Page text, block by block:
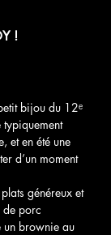
!
bijou du 12ᵉ
et en été une
d’un moment
généreux et
de porc
un brownie au